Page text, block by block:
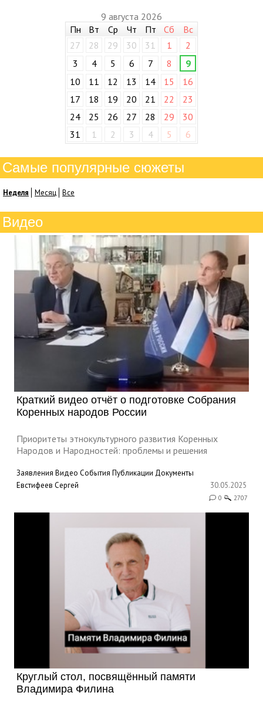
9 августа 2026
Пн
Вт Ср Чт Пт Сб
Вс
27
28 29 30 31 1
2
3
4 5 6 7 8
9
10
11 12 13 14 15
16
17
18 19 20 21 22
23
24
25 26 27 28 29
30
31
1 2 3 4 5 6
Самые популярные сюжеты
Неделя Месяц Все
Видео
Краткий видео отчёт о подготовке Собрания
Коренных народов России
Приоритеты этнокультурного развития Коренных
Народов и Народностей: проблемы и решения
Заявления Видео События Публикации Документы
Евстифеев Сергей
30.05.2025
0 2707
Круглый стол, посвящённый памяти
Владимира Филина